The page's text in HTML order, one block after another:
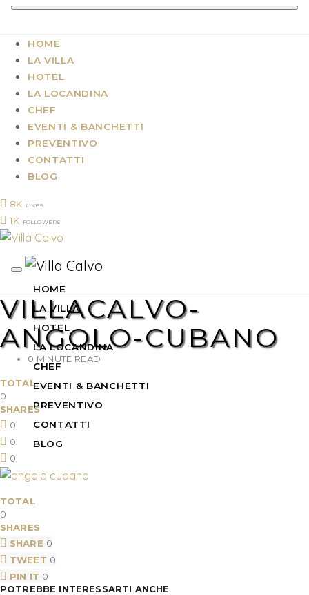
HOME
LA VILLA
HOTEL
LA LOCANDINA
CHEF
EVENTI & BANCHETTI
PREVENTIVO
CONTATTI
BLOG
8K LIKES
1K FOLLOWERS
HOME
LA VILLA
HOTEL
LA LOCANDINA
CHEF
EVENTI & BANCHETTI
PREVENTIVO
CONTATTI
BLOG
VILLACALVO-
ANGOLO-CUBANO
0 MINUTE READ
TOTAL
0
SHARES
0
0
0
TOTAL
0
SHARES
SHARE 0
TWEET 0
PIN IT 0
POTREBBE INTERESSARTI ANCHE